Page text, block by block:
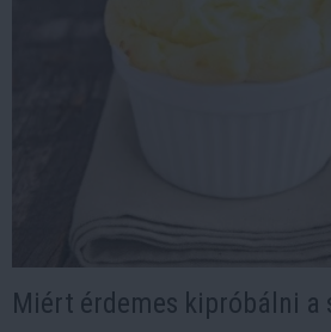
Miért érdemes kipróbálni